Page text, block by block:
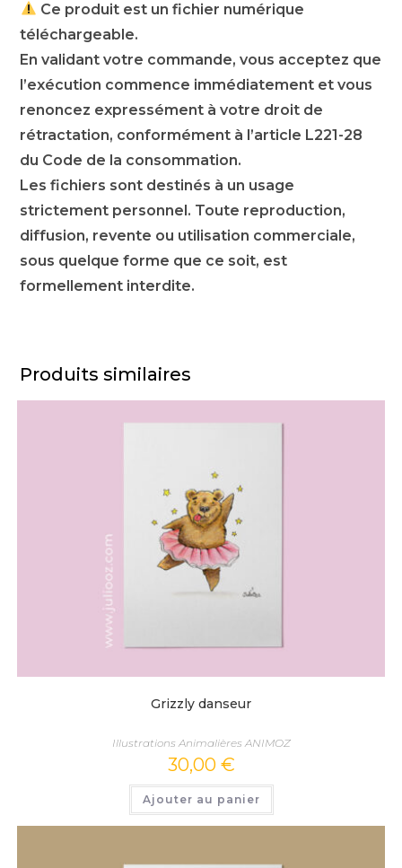
Ce produit est un fichier numérique
téléchargeable.
En validant votre commande, vous acceptez que
l’exécution commence immédiatement et vous
renoncez expressément à votre droit de
rétractation, conformément à l’article L221-28
du Code de la consommation.
Les fichiers sont destinés à un usage
strictement personnel. Toute reproduction,
diffusion, revente ou utilisation commerciale,
sous quelque forme que ce soit, est
formellement interdite.
Produits similaires
Grizzly danseur
Illustrations Animalières ANIMOZ
30,00 €
Ajouter au panier